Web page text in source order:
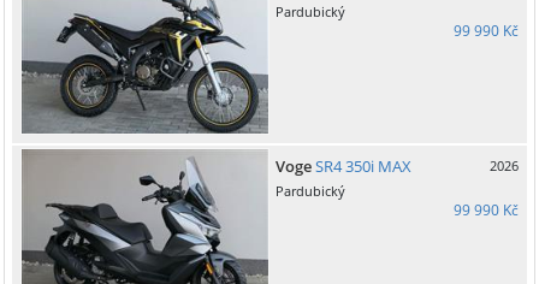
Pardubický
99 990 Kč
VogeSR4 350i MAX
2026
Pardubický
99 990 Kč